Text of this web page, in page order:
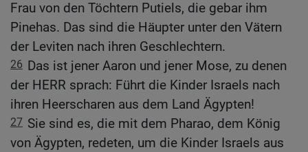
Frau von den Töchtern Putiels, die gebar ihm
Pinehas. Das sind die Häupter unter den Vätern
der Leviten nach ihren Geschlechtern.
26 Das ist jener Aaron und jener Mose, zu denen
der HERR sprach: Führt die Kinder Israels nach
ihren Heerscharen aus dem Land Ägypten!
27 Sie sind es, die mit dem Pharao, dem König
von Ägypten, redeten, um die Kinder Israels aus